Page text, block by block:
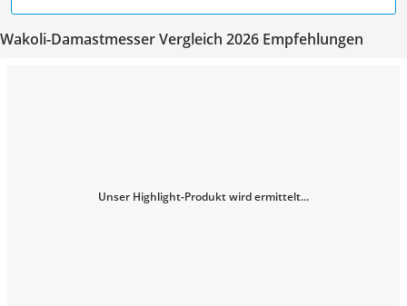
Wakoli-Damastmesser Vergleich 2026 Empfehlungen
Unser Highlight-Produkt wird ermittelt...